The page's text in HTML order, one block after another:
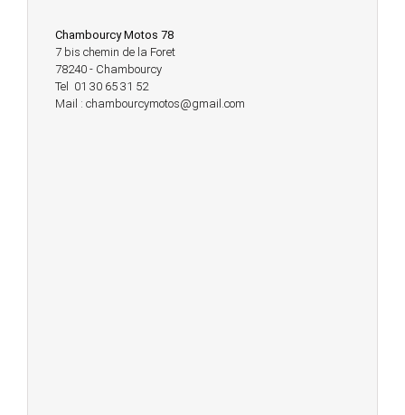
Chambourcy Motos 78
7 bis chemin de la Foret
78240 - Chambourcy
Tel 01 30 65 31 52
Mail : chambourcymotos@gmail.com